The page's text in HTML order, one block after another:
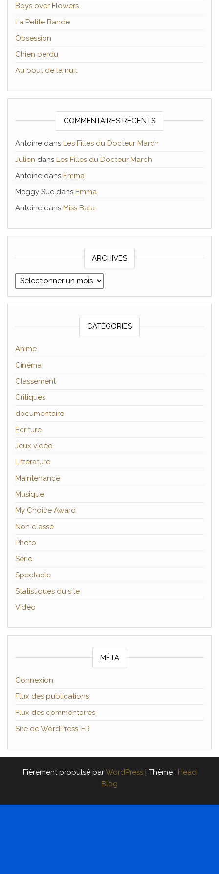
Boys over Flowers
La Petite Bande
Obsession
Chien perdu
Au bout de la nuit
COMMENTAIRES RÉCENTS
Antoine dans Les Filles du Docteur March
Julien dans Les Filles du Docteur March
Antoine dans Emma
Meggy Sue dans Emma
Antoine dans Miss Bala
ARCHIVES
Archives
CATÉGORIES
Anime
Cinéma
Classement
Critiques
documentaire
Ecriture
Jeux vidéo
Littérature
Maintenance
Musique
My Choice Award
Non classé
Photo
Série
Spectacle
Statistiques du site
Vidéo
MÉTA
Connexion
Flux des publications
Flux des commentaires
Site de WordPress-FR
Fièrement propulsé parWordPress Thème : Head
Blog